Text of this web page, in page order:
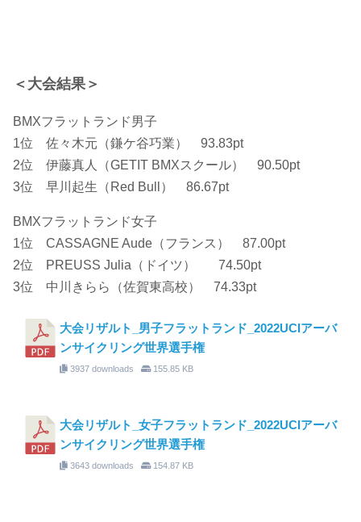
＜大会結果＞
BMXフラットランド男子
1位 佐々木元（鎌ケ谷巧業） 93.83pt
2位 伊藤真人（GETIT BMXスクール） 90.50pt
3位 早川起生（Red Bull） 86.67pt
BMXフラットランド女子
1位 CASSAGNE Aude（フランス） 87.00pt
2位 PREUSS Julia（ドイツ） 74.50pt
3位 中川きらら（佐賀東高校） 74.33pt
大会リザルト_男子フラットランド_2022UCIアーバ
ンサイクリング世界選手権
3937 downloads 155.85 KB
大会リザルト_女子フラットランド_2022UCIアーバ
ンサイクリング世界選手権
3643 downloads 154.87 KB